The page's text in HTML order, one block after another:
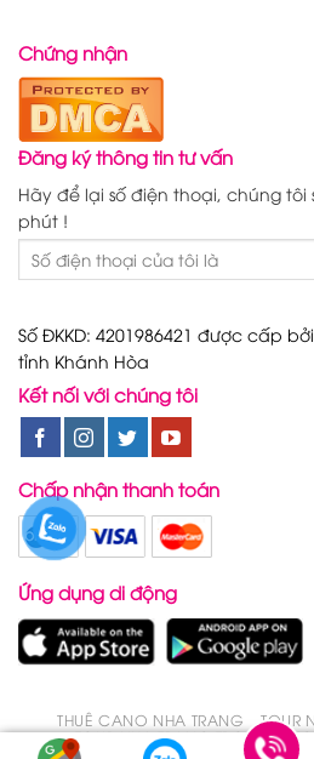
Chứng nhận
Đăng ký thông tin tư vấn
Hãy để lại số điện thoại, chúng tôi
phút !
Số ĐKKD: 4201986421 được cấp
tỉnh Khánh Hòa
Kết nối với chúng tôi
Chấp nhận thanh toán
Ứng dụng di động
THUÊ CANO NHA TRANG
TOUR
TOUR NHA TRANG TRONG 1